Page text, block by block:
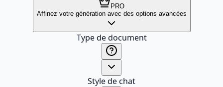
PRO
Affinez votre génération avec des options avancées
Type de document
Style de chat